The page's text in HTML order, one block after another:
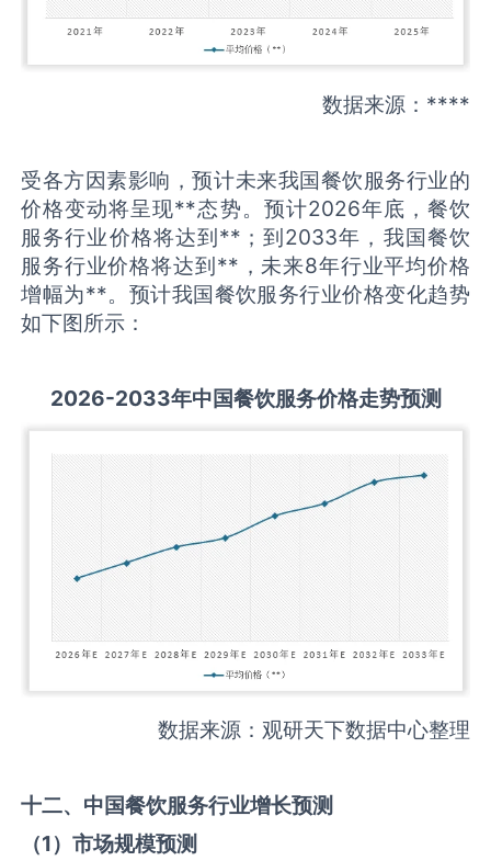
数据来源：****
受各方因素影响，预计未来我国餐饮服务行业的
价格变动将呈现**态势。预计2026年底，餐饮
服务行业价格将达到**；到2033年，我国餐饮
服务行业价格将达到**，未来8年行业平均价格
增幅为**。预计我国餐饮服务行业价格变化趋势
如下图所示：
2026-2033年中国餐饮服务价格走势预测
数据来源：观研天下数据中心整理
十二、中国餐饮服务行业增长预测
（1）市场规模预测